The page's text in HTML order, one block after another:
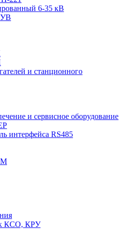
6-35 кВ
и станционного
и сервисное оборудование
интерфейса RS485
КСО, КРУ